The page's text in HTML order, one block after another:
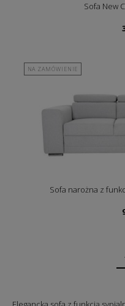
Sofa New
NA ZAMÓWIENIE
Sofa narożna z